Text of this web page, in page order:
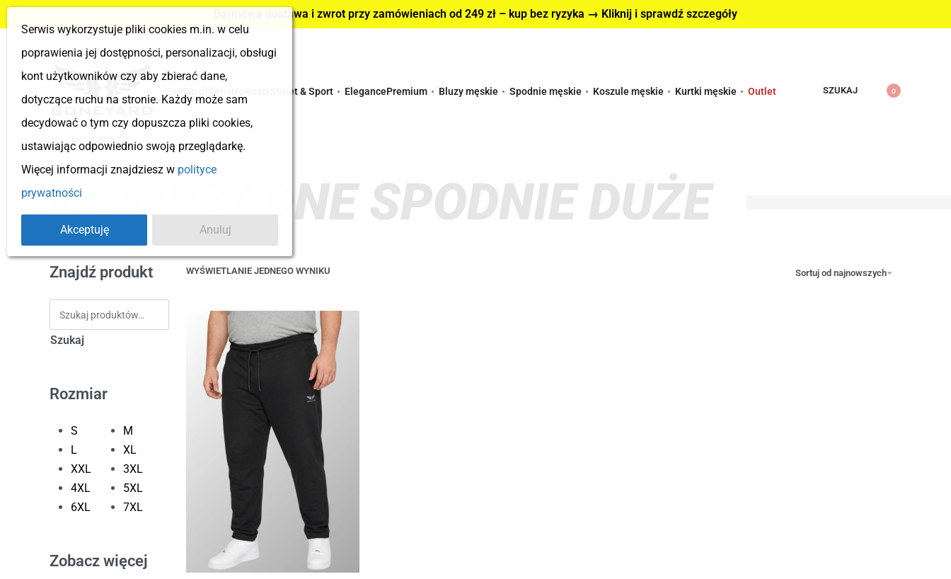
Darmowa dostawa i zwrot przy zamówieniach od 249 zł – kup bez ryzyka → Kliknij i sprawdź szczegóły
Street & Sport ElegancePremium Bluzy męskie Spodnie męskie Koszule męskie Kurtki męskie Outlet SZUKAJ 0
MOJE KONTO
PORZĄDNE SPODNIE DUŻE
Znajdź produkt
Szukaj
Rozmiar
S
M
L
XL
XXL
3XL
4XL
5XL
6XL
7XL
Zobacz więcej
WYŚWIETLANIE JEDNEGO WYNIKU Sortuj od najnowszych
Serwis wykorzystuje pliki cookies m.in. w celu
poprawienia jej dostępności, personalizacji, obsługi
kont użytkowników czy aby zbierać dane,
dotyczące ruchu na stronie. Każdy może sam
decydować o tym czy dopuszcza pliki cookies,
ustawiając odpowiednio swoją przeglądarkę.
Więcej informacji znajdziesz w polityce
prywatności
Akceptuję Anuluj